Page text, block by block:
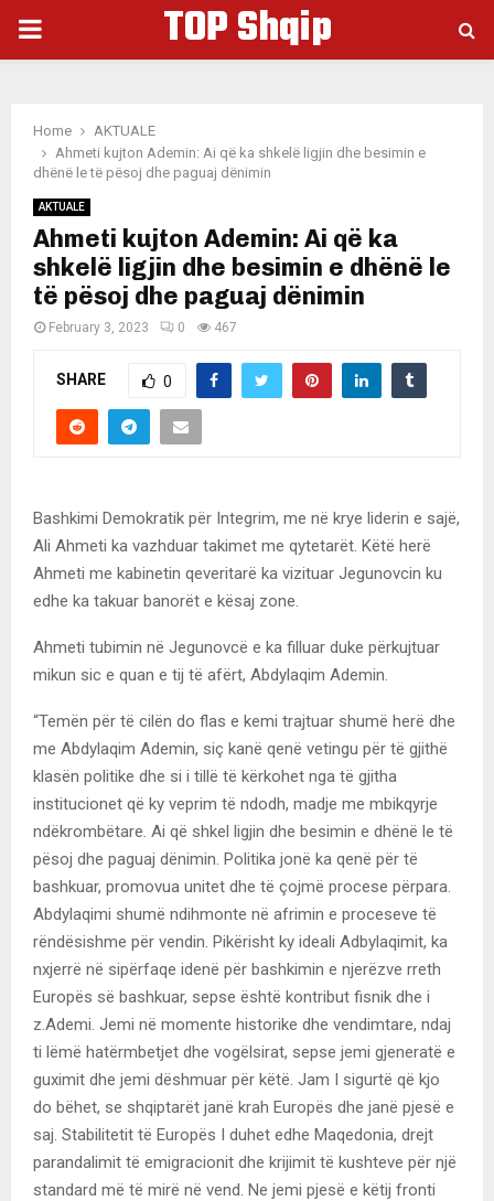
PRIMARY
TOP Shqip
Home
AKTUALE
Ahmeti kujton Ademin: Ai që ka shkelë ligjin dhe besimin e
dhënë le të pësoj dhe paguaj dënimin
AKTUALE
Ahmeti kujton Ademin: Ai që ka
shkelë ligjin dhe besimin e dhënë le
të pësoj dhe paguaj dënimin
February 3, 2023 0 467
SHARE 0
Bashkimi Demokratik për Integrim, me në krye liderin e sajë,
Ali Ahmeti ka vazhduar takimet me qytetarët. Këtë herë
Ahmeti me kabinetin qeveritarë ka vizituar Jegunovcin ku
edhe ka takuar banorët e kësaj zone.
Ahmeti tubimin në Jegunovcë e ka filluar duke përkujtuar
mikun sic e quan e tij të afërt, Abdylaqim Ademin.
“Temën për të cilën do flas e kemi trajtuar shumë herë dhe
me Abdylaqim Ademin, siç kanë qenë vetingu për të gjithë
klasën politike dhe si i tillë të kërkohet nga të gjitha
institucionet që ky veprim të ndodh, madje me mbikqyrje
ndëkrombëtare. Ai që shkel ligjin dhe besimin e dhënë le të
pësoj dhe paguaj dënimin. Politika jonë ka qenë për të
bashkuar, promovua unitet dhe të çojmë procese përpara.
Abdylaqimi shumë ndihmonte në afrimin e proceseve të
rëndësishme për vendin. Pikërisht ky ideali Adbylaqimit, ka
nxjerrë në sipërfaqe idenë për bashkimin e njerëzve rreth
Europës së bashkuar, sepse është kontribut fisnik dhe i
z.Ademi. Jemi në momente historike dhe vendimtare, ndaj
ti lëmë hatërmbetjet dhe vogëlsirat, sepse jemi gjeneratë e
guximit dhe jemi dëshmuar për këtë. Jam I sigurtë që kjo
do bëhet, se shqiptarët janë krah Europës dhe janë pjesë e
saj. Stabilitetit të Europës I duhet edhe Maqedonia, drejt
parandalimit të emigracionit dhe krijimit të kushteve për një
standard më të mirë në vend. Ne jemi pjesë e këtij fronti